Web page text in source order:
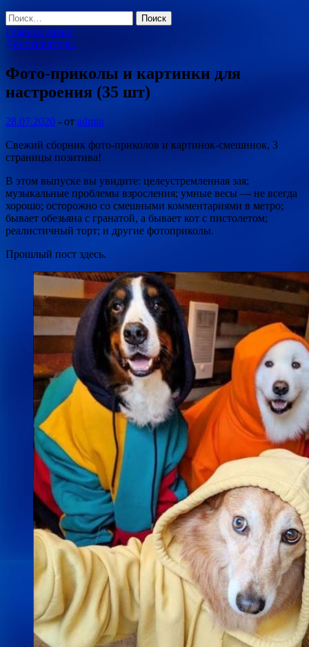
Найти:
Главное меню
Демотиваторы
Фото-приколы и картинки для
настроения (35 шт)
28.07.2020 - от admin
Свежий сборник фото-приколов и картинок-смешинок, 3
страницы позитива!
В этом выпуске вы увидите: целеустремленная зая;
музыкальные проблемы взросления; умные весы — не всегда
хорошо; осторожно со смешными комментариями в метро;
бывает обезьяна с гранатой, а бывает кот с пистолетом;
реалистичный торт; и другие фотоприколы.
Прошлый пост здесь.